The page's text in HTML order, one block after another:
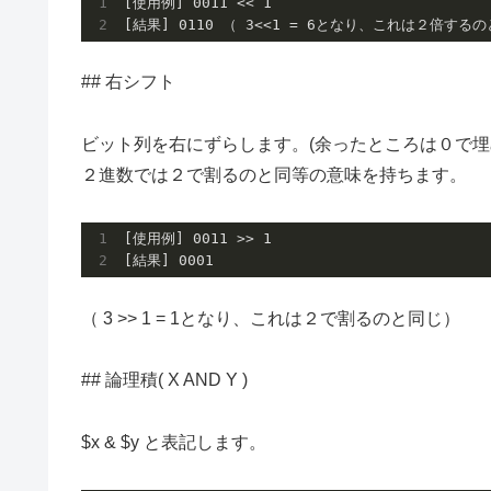
[結果] 0110 （ 3<<1 = 6
## 右シフト
ビット列を右にずらします。(余ったところは０で埋
２進数では２で割るのと同等の意味を持ちます。
[使用例] 0011 >> 1
[結果] 0001
（ 3 >> 1 = 1となり、これは２で割るのと同じ）
## 論理積( X AND Y )
$x & $y と表記します。